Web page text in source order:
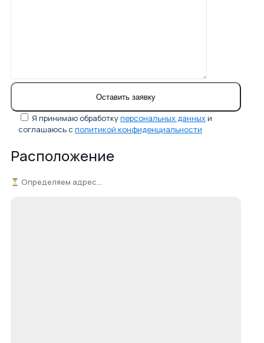
Я принимаю обработкуперсональных данных и
соглашаюсь с политикой конфиденциальности
Расположение
Определяем адрес...